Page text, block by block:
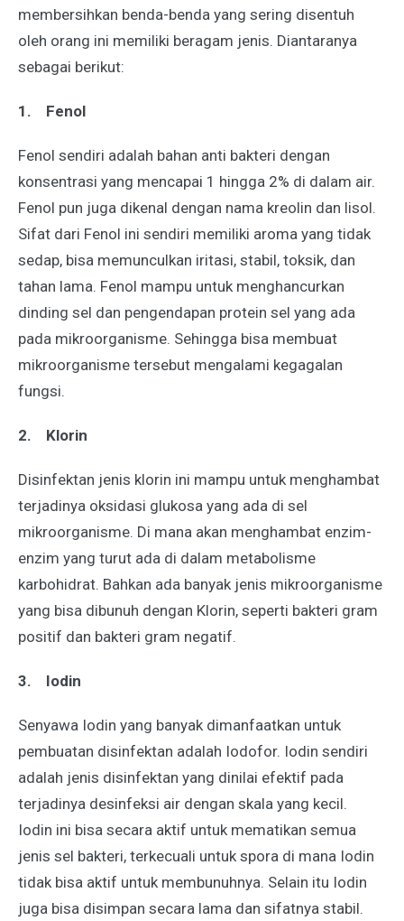
membersihkan benda-benda yang sering disentuh
oleh orang ini memiliki beragam jenis. Diantaranya
sebagai berikut:
1. Fenol
Fenol sendiri adalah bahan anti bakteri dengan
konsentrasi yang mencapai 1 hingga 2% di dalam air.
Fenol pun juga dikenal dengan nama kreolin dan lisol.
Sifat dari Fenol ini sendiri memiliki aroma yang tidak
sedap, bisa memunculkan iritasi, stabil, toksik, dan
tahan lama. Fenol mampu untuk menghancurkan
dinding sel dan pengendapan protein sel yang ada
pada mikroorganisme. Sehingga bisa membuat
mikroorganisme tersebut mengalami kegagalan
fungsi.
2. Klorin
Disinfektan jenis klorin ini mampu untuk menghambat
terjadinya oksidasi glukosa yang ada di sel
mikroorganisme. Di mana akan menghambat enzim-
enzim yang turut ada di dalam metabolisme
karbohidrat. Bahkan ada banyak jenis mikroorganisme
yang bisa dibunuh dengan Klorin, seperti bakteri gram
positif dan bakteri gram negatif.
3. Iodin
Senyawa Iodin yang banyak dimanfaatkan untuk
pembuatan disinfektan adalah Iodofor. Iodin sendiri
adalah jenis disinfektan yang dinilai efektif pada
terjadinya desinfeksi air dengan skala yang kecil.
Iodin ini bisa secara aktif untuk mematikan semua
jenis sel bakteri, terkecuali untuk spora di mana Iodin
tidak bisa aktif untuk membunuhnya. Selain itu Iodin
juga bisa disimpan secara lama dan sifatnya stabil.